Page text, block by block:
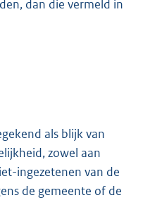
dan die vermeld in
als blijk van
zowel aan
ingezetenen van de
de gemeente of de